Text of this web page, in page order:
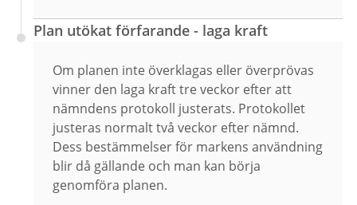
Plan utökat förfarande - laga kraft
Om planen inte överklagas eller överprövas
vinner den laga kraft tre veckor efter att
nämndens protokoll justerats. Protokollet
justeras normalt två veckor efter nämnd.
Dess bestämmelser för markens användning
blir då gällande och man kan börja
genomföra planen.